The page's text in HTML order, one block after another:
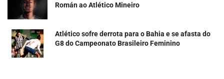
Román ao Atlético Mineiro
Atlético sofre derrota para o Bahia e se afasta do
G8 do Campeonato Brasileiro Feminino